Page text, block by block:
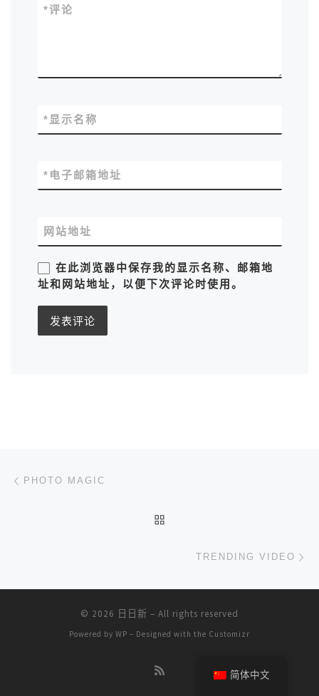
评论
*
显示名称
*
电子邮箱地址
*
网站地址
在此浏览器中保存我的显示名称、邮箱地
址和网站地址，以便下次评论时使用。
文章导航
PHOTO MAGIC
TRENDING VIDEO
© 2026 日日新 – All rights reserved
Powered by WP – Designed with the Customizr
简体中文